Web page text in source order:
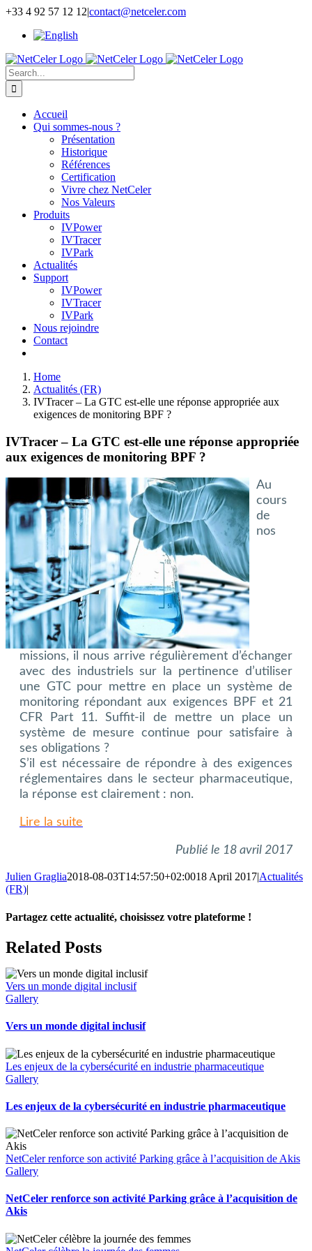
Skip
content
+33 4 92 57 12 12|contact@netceler.com
Search
for:
Accueil
Qui sommes-nous ?
Présentation
Historique
Références
Certification
Vivre chez NetCeler
Nos Valeurs
Produits
IVPower
IVTracer
IVPark
Actualités
Support
IVPower
IVTracer
IVPark
Nous rejoindre
Contact
Home
Actualités (FR)
IVTracer – La GTC est-elle une réponse appropriée aux
exigences de monitoring BPF ?
IVTracer – La GTC est-elle une réponse appropriée
aux exigences de monitoring BPF ?
Au
cours
de
nos
missions, il nous arrive régulièrement d’échanger
avec des industriels sur la pertinence d’utiliser
une GTC pour mettre en place un système de
monitoring répondant aux exigences BPF et 21
CFR Part 11. Suffit-il de mettre un place un
système de mesure continue pour satisfaire à
ses obligations ?
S’il est nécessaire de répondre à des exigences
réglementaires dans le secteur pharmaceutique,
la réponse est clairement : non.
Lire la suite
Publié le 18 avril 2017
Julien Graglia2018-08-03T14:57:50+02:0018 April 2017|Actualités
(FR)|
Partagez cette actualité, choisissez votre plateforme !
Facebook
X
LinkedIn
Tumblr
Email
Related Posts
Vers un monde digital inclusif
Gallery
Vers un monde digital inclusif
Les enjeux de la cybersécurité en industrie pharmaceutique
Gallery
Les enjeux de la cybersécurité en industrie pharmaceutique
NetCeler renforce son activité Parking grâce à l’acquisition de Akis
Gallery
NetCeler renforce son activité Parking grâce à l’acquisition de
Akis